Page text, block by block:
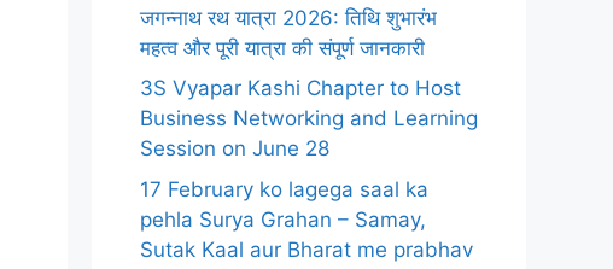
जगन्नाथ रथ यात्रा 2026: तिथि शुभारंभ
महत्व और पूरी यात्रा की संपूर्ण जानकारी
3S Vyapar Kashi Chapter to Host
Business Networking and Learning
Session on June 28
17 February ko lagega saal ka
pehla Surya Grahan – Samay,
Sutak Kaal aur Bharat me prabhav